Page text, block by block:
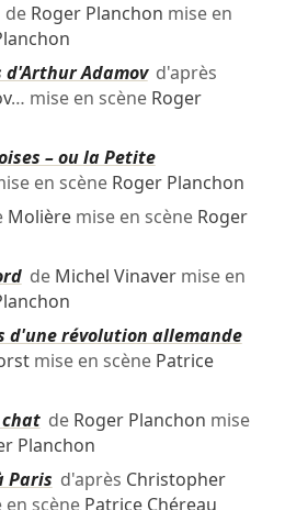
de Roger Planchon mise en
d'Arthur Adamovd'après
… mise en scène Roger
– ou la Petite
en scène Roger Planchon
Molièremise en scène Roger
de Michel Vinavermise en
d'une révolution allemande
mise en scène Patrice
chatde Roger Planchon mise
Planchon
Paris d'après Christopher
scène Patrice Chéreau